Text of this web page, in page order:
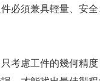
必須兼具輕量、安
考慮工件的幾何精